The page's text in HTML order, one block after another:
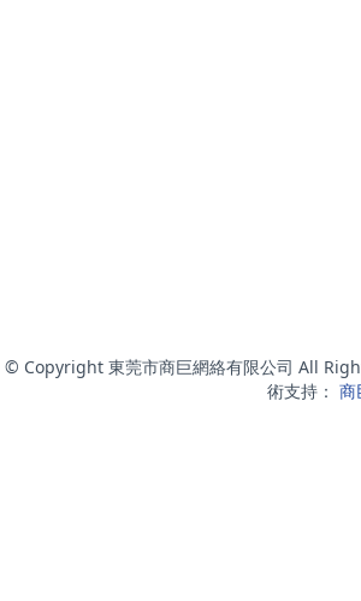
© Copyright 東莞市商巨網絡有限公司 All
術支持： 商